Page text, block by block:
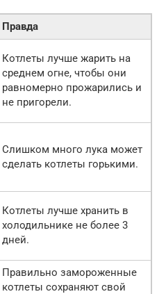
Правда
Котлеты лучше жарить на
среднем огне, чтобы они
равномерно прожарились и
не пригорели.
Слишком много лука может
сделать котлеты горькими.
Котлеты лучше хранить в
холодильнике не более 3
дней.
Правильно замороженные
котлеты сохраняют свой